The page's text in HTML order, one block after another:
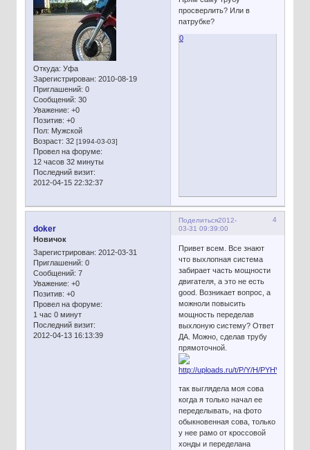
Откуда: Уфа
Зарегистрирован: 2010-08-19
Приглашений: 0
Сообщений: 30
Уважение: +0
Позитив: +0
Пол: Мужской
Возраст: 32 [1994-03-03]
Провел на форуме:
12 часов 32 минуты
Последний визит:
2012-04-15 22:32:37
просверлить? Или в
патрубке?
0
Поделиться 4
2012-
03-31 09:39:00
doker
Новичок
Зарегистрирован: 2012-03-31
Приглашений: 0
Сообщений: 7
Уважение: +0
Позитив: +0
Провел на форуме:
1 час 0 минут
Последний визит:
2012-04-13 16:13:39
Привет всем. Все знают
что выхлопная система
забирает часть мощности
двигателя, а это не есть
good. Возникает вопрос, а
можноли повысить
мощность переделав
выхлоную систему? Ответ
ДА. Можно, сделав трубу
прямоточной.
так выглядела моя сова
когда я только начал ее
переделывать, на фото
обыкновенная сова, только
у нее рамо от кроссовой
хонды и переделана